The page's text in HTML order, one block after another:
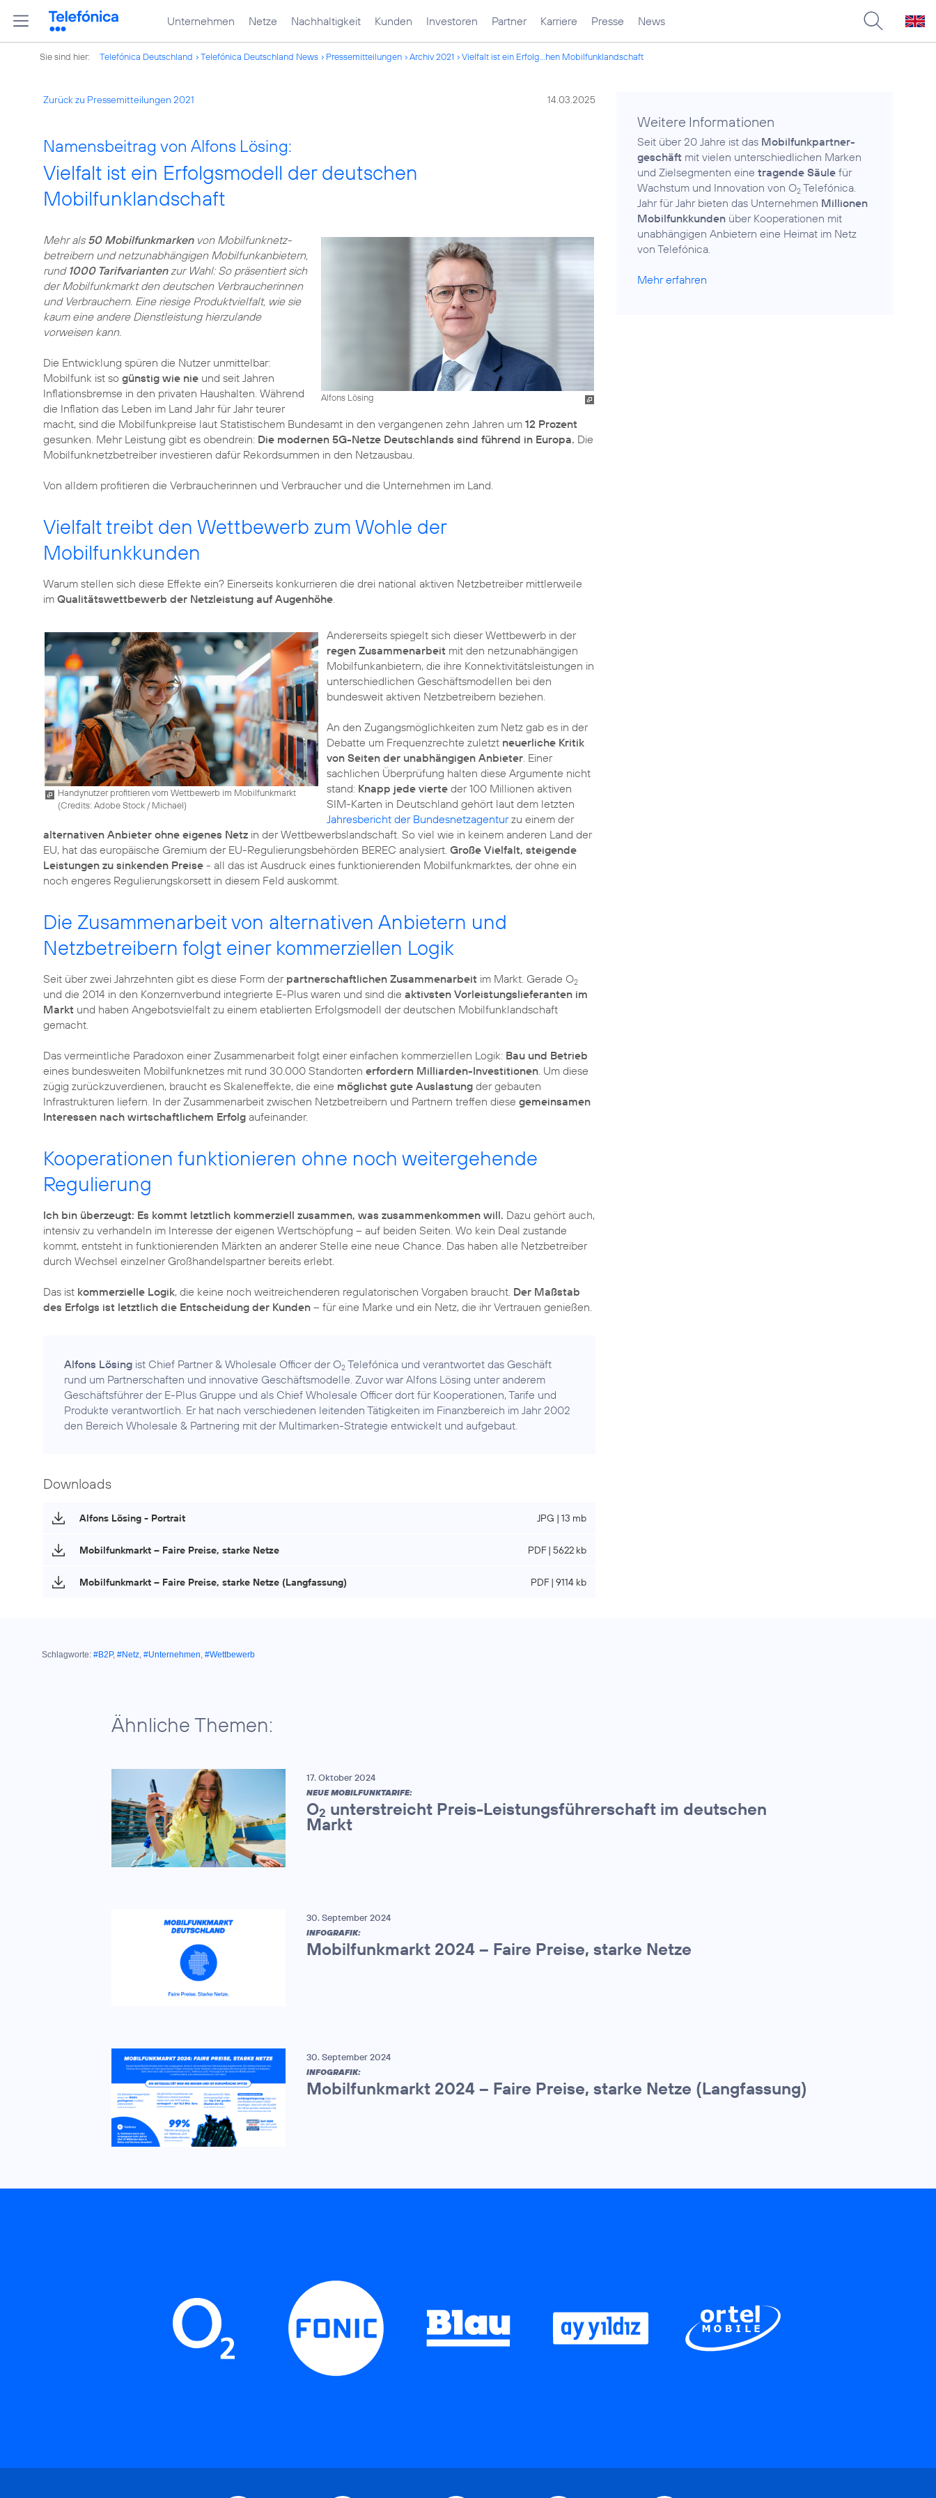
Unternehmen Netze Nachhaltigkeit Kunden Investoren Partner Karriere Presse News
Sie sind hier: Telefónica Deutschland Telefónica Deutschland News Pressemitteilungen Archiv 2021 Vielfalt ist ein Erfolg...hen Mobilfunklandschaft
Zurück zu Pressemitteilungen 2021 14.03.2025
Namensbeitrag von Alfons Lösing:
Vielfalt ist ein Erfolgsmodell der deutschen
Mobilfunklandschaft
Alfons Lösing
Mehr als 50 Mobilfunkmarkenvon Mobilfunknetz­
betreibern und netzunabhängigen Mobilfunkanbietern,
rund 1000 Tarifvariantenzur Wahl: So präsentiert sich
der Mobilfunkmarkt den deutschen Verbraucherinnen
und Verbrauchern. Eine riesige Produktvielfalt, wie sie
kaum eine andere Dienstleistung hierzulande
vorweisen kann.
Die Entwicklung spüren die Nutzer unmittelbar:
Mobilfunk ist so günstig wie nie und seit Jahren
Inflationsbremse in den privaten Haushalten. Während
die Inflation das Leben im Land Jahr für Jahr teurer
macht, sind die Mobilfunkpreise laut Statistischem Bundesamt in den vergangenen zehn Jahren um 12 Prozent
gesunken. Mehr Leistung gibt es obendrein: Die modernen 5G-Netze Deutschlands sind führend in Europa. Die
Mobilfunknetzbetreiber investieren dafür Rekordsummen in den Netzausbau.
Von alldem profitieren die Verbraucherinnen und Verbraucher und die Unternehmen im Land.
Vielfalt treibt den Wettbewerb zum Wohle der
Mobilfunkkunden
Warum stellen sich diese Effekte ein? Einerseits konkurrieren die drei national aktiven Netzbetreiber mittlerweile
im Qualitätswettbewerb der Netzleistung auf Augenhöhe.
Handynutzer profitieren vom Wettbewerb im Mobilfunkmarkt
(Credits: Adobe Stock / Michael)
Andererseits spiegelt sich dieser Wettbewerb in der
regen Zusammenarbeit mit den netzunabhängigen
Mobilfunkanbietern, die ihre Konnektivitätsleistungen in
unterschiedlichen Geschäftsmodellen bei den
bundesweit aktiven Netzbetreibern beziehen.
An den Zugangsmöglichkeiten zum Netz gab es in der
Debatte um Frequenzrechte zuletzt neuerliche Kritik
von Seiten der unabhängigen Anbieter. Einer
sachlichen Überprüfung halten diese Argumente nicht
stand: Knapp jede vierteder 100 Millionen aktiven
SIM-Karten in Deutschland gehört laut dem letzten
Jahresbericht der Bundesnetzagenturzu einem der
alternativen Anbieter ohne eigenes Netz in der Wettbewerbslandschaft. So viel wie in keinem anderen Land der
EU, hat das europäische Gremium der EU-Regulierungsbehörden BEREC analysiert. Große Vielfalt, steigende
Leistungen zu sinkenden Preise - all das ist Ausdruck eines funktionierenden Mobilfunkmarktes, der ohne ein
noch engeres Regulierungskorsett in diesem Feld auskommt.
Die Zusammenarbeit von alternativen Anbietern und
Netzbetreibern folgt einer kommerziellen Logik
Seit über zwei Jahrzehnten gibt es diese Form der partnerschaftlichen Zusammenarbeit im Markt. Gerade O2
und die 2014 in den Konzernverbund integrierte E-Plus waren und sind die aktivsten Vorleistungslieferanten im
Markt und haben Angebotsvielfalt zu einem etablierten Erfolgsmodell der deutschen Mobilfunklandschaft
gemacht.
Das vermeintliche Paradoxon einer Zusammenarbeit folgt einer einfachen kommerziellen Logik: Bau und Betrieb
eines bundesweiten Mobilfunknetzes mit rund 30.000 Standorten erfordern Milliarden-Investitionen. Um diese
zügig zurückzuverdienen, braucht es Skaleneffekte, die eine möglichst gute Auslastung der gebauten
Infrastrukturen liefern. In der Zusammenarbeit zwischen Netzbetreibern und Partnern treffen diese gemeinsamen
Interessen nach wirtschaftlichem Erfolg aufeinander.
Kooperationen funktionieren ohne noch weitergehende
Regulierung
Ich bin überzeugt: Es kommt letztlich kommerziell zusammen, was zusammenkommen will. Dazu gehört auch,
intensiv zu verhandeln im Interesse der eigenen Wertschöpfung – auf beiden Seiten. Wo kein Deal zustande
kommt, entsteht in funktionierenden Märkten an anderer Stelle eine neue Chance. Das haben alle Netzbetreiber
durch Wechsel einzelner Großhandelspartner bereits erlebt.
Das ist kommerzielle Logik, die keine noch weitreichenderen regulatorischen Vorgaben braucht. Der Maßstab
des Erfolgs ist letztlich die Entscheidung der Kunden – für eine Marke und ein Netz, die ihr Vertrauen genießen.
Alfons Lösing ist Chief Partner & Wholesale Officer der O2 Telefónica und verantwortet das Geschäft
rund um Partnerschaften und innovative Geschäftsmodelle. Zuvor war Alfons Lösing unter anderem
Geschäftsführer der E-Plus Gruppe und als Chief Wholesale Officer dort für Kooperationen, Tarife und
Produkte verantwortlich. Er hat nach verschiedenen leitenden Tätigkeiten im Finanzbereich im Jahr 2002
den Bereich Wholesale & Partnering mit der Multimarken-Strategie entwickelt und aufgebaut.
Downloads
Alfons Lösing - Portrait JPG | 13 mb
Mobilfunkmarkt – Faire Preise, starke Netze PDF | 5622 kb
Mobilfunkmarkt – Faire Preise, starke Netze (Langfassung) PDF | 9114 kb
Weitere Informationen
Seit über 20 Jahre ist das Mobilfunkpartner­
geschäft mit vielen unterschiedlichen Marken
und Zielsegmenten einetragende Säule für
Wachstum und Innovation von O2 Telefónica.
Jahr für Jahr bieten das Unternehmen Millionen
Mobilfunkkunden über Kooperationen mit
unabhängigen Anbietern eine Heimat im Netz
von Telefónica.
Mehr erfahren
Schlagworte: #B2P, #Netz, #Unternehmen, #Wettbewerb
Ähnliche Themen:
17. Oktober 2024
NEUE MOBILFUNKTARIFE:
O2 unterstreicht Preis-Leistungsführerschaft im deutschen
Markt
30. September 2024
INFOGRAFIK:
Mobilfunkmarkt 2024 – Faire Preise, starke Netze
30. September 2024
INFOGRAFIK:
Mobilfunkmarkt 2024 – Faire Preise, starke Netze (Langfassung)